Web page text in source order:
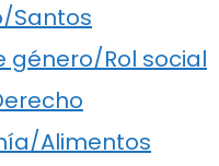
Santos
género/Rol social
Alimentos